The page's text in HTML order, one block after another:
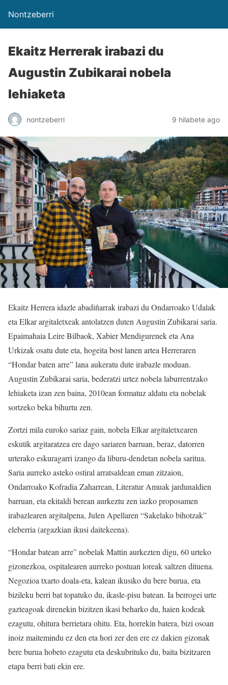
Nontzeberri
Ekaitz Herrerak irabazi du
Augustin Zubikarai nobela
lehiaketa
nontzeberri 9 hilabete ago
Ekaitz Herrera idazle abadiñarrak irabazi du Ondarroako Udalak
eta Elkar argitaletxeak antolatzen duten Augustin Zubikarai saria.
Epaimahaia Leire Bilbaok, Xabier Mendigurenek eta Ana
Urkizak osatu dute eta, hogeita bost lanen artea Herreraren
“Hondar baten arre” lana aukeratu dute irabazle moduan.
Augustin Zubikarai saria, bederatzi urtez nobela laburrentzako
lehiaketa izan zen baina, 2010ean formatuz aldatu eta nobelak
sortzeko beka bihurtu zen.
Zortzi mila euroko sariaz gain, nobela Elkar argitaletxearen
eskutik argitaratzea ere dago sariaren barruan, beraz, datorren
urterako eskuragarri izango da liburu-dendetan nobela saritua.
Saria aurreko asteko ostiral arratsaldean eman zitzaion,
Ondarroako Kofradia Zaharrean, Literatur Amuak jardunaldien
barruan, eta ekitaldi berean aurkeztu zen iazko proposamen
irabazlearen argitalpena, Julen Apellaren “Sakelako bihotzak”
eleberria (argazkian ikusi daitekeena).
“Hondar batean arre” nobelak Mattin aurkezten digu, 60 urteko
gizonezkoa, ospitalearen aurreko postuan loreak saltzen dituena.
Negozioa txarto doala-eta, kalean ikusiko du bere burua, eta
bizileku berri bat topatuko du, ikasle-pisu batean. Ia berrogei urte
gazteagoak direnekin bizitzen ikasi beharko du, haien kodeak
ezagutu, ohitura berrietara ohitu. Eta, horrekin batera, bizi osoan
inoiz maitemindu ez den eta hori zer den ere ez dakien gizonak
bere burua hobeto ezagutu eta deskubrituko du, baita bizitzaren
etapa berri bati ekin ere.